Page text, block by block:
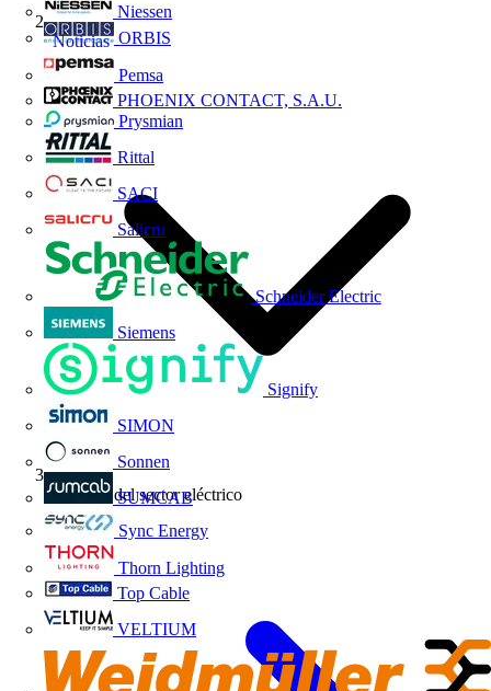
Niessen
ORBIS
Pemsa
PHOENIX CONTACT, S.A.U.
Prysmian
Rittal
SACI
Salicru
Schneider Electric
Siemens
Signify
SIMON
Sonnen
SUMCAB
Sync Energy
Thorn Lighting
Top Cable
VELTIUM
Noticias
Noticias del sector eléctrico